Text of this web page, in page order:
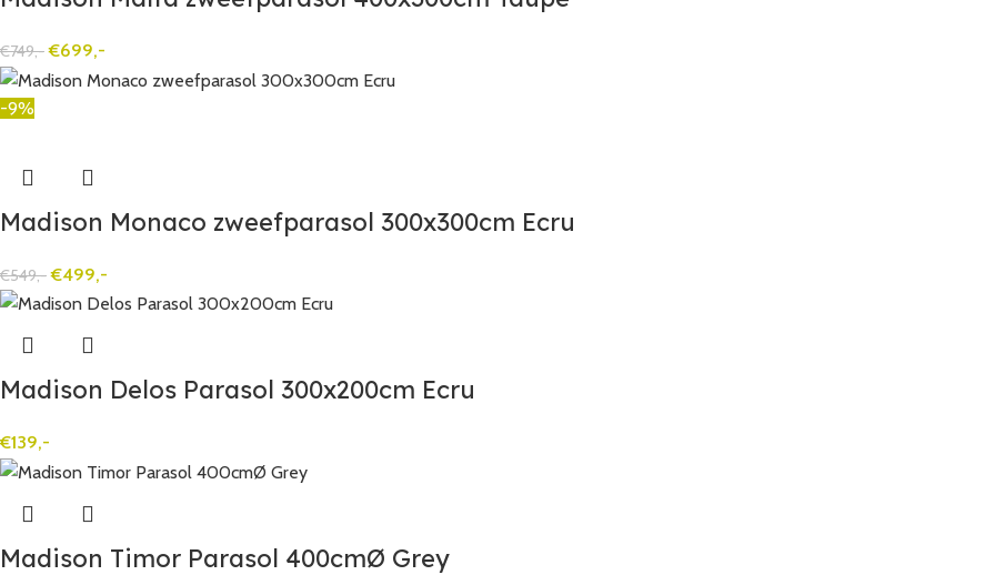
€749,- €699,-
-9%
Madison Monaco zweefparasol 300x300cm Ecru
€549,- €499,-
Madison Delos Parasol 300x200cm Ecru
€139,-
Madison Timor Parasol 400cmØ Grey